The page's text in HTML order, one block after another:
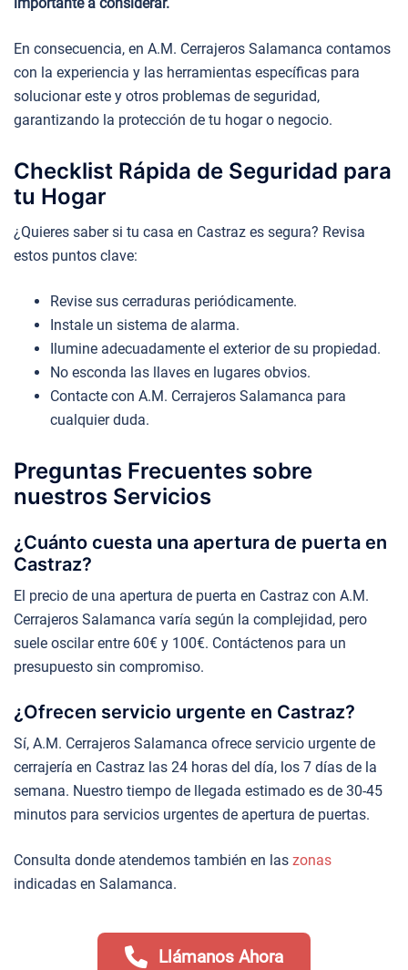
En consecuencia, en A.M. Cerrajeros Salamanca contamos
con la experiencia y las herramientas específicas para
solucionar este y otros problemas de seguridad,
garantizando la protección de tu hogar o negocio.
Checklist Rápida de Seguridad para
tu Hogar
¿Quieres saber si tu casa en Castraz es segura? Revisa
estos puntos clave:
Revise sus cerraduras periódicamente.
Instale un sistema de alarma.
Ilumine adecuadamente el exterior de su propiedad.
No esconda las llaves en lugares obvios.
Contacte con A.M. Cerrajeros Salamanca para
cualquier duda.
Preguntas Frecuentes sobre
nuestros Servicios
¿Cuánto cuesta una apertura de puerta en
Castraz?
El precio de una apertura de puerta en Castraz con A.M.
Cerrajeros Salamanca varía según la complejidad, pero
suele oscilar entre 60€ y 100€. Contáctenos para un
presupuesto sin compromiso.
¿Ofrecen servicio urgente en Castraz?
Sí, A.M. Cerrajeros Salamanca ofrece servicio urgente de
cerrajería en Castraz las 24 horas del día, los 7 días de la
semana. Nuestro tiempo de llegada estimado es de 30-45
minutos para servicios urgentes de apertura de puertas.
Consulta donde atendemos también en las zonas
indicadas en Salamanca.
Llámanos Ahora